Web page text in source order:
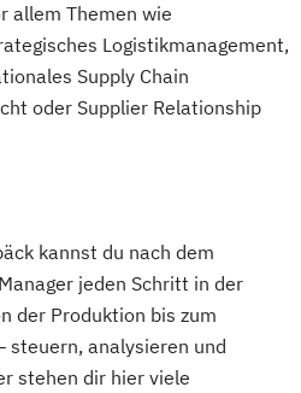
allem Themen wie
Logistikmanagement,
Supply Chain
oder Supplier Relationship
kannst du nach dem
jeden Schritt in der
der Produktion bis zum
steuern, analysieren und
stehen dir hier viele